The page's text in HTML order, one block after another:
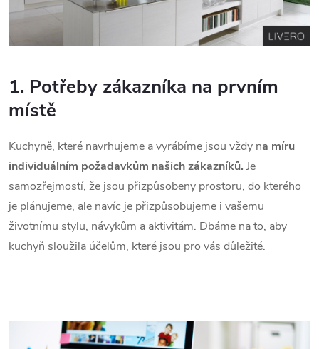
1. Potřeby zákazníka na prvním
místě
Kuchyně, které navrhujeme a vyrábíme jsou vždy na míru
individuálním požadavkům našich zákazníků. Je
samozřejmostí, že jsou přizpůsobeny prostoru, do kterého
je plánujeme, ale navíc je přizpůsobujeme i vašemu
životnímu stylu, návykům a aktivitám. Dbáme na to, aby
kuchyň sloužila účelům, které jsou pro vás důležité.